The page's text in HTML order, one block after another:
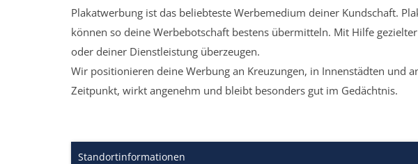
Plakatwerbung ist das beliebteste Werbemedium deiner Kundschaft.
können so deine Werbebotschaft bestens übermitteln. Mit Hilfe
oder deiner Dienstleistung überzeugen.
Wir positionieren deine Werbung an Kreuzungen, in Innenstädten und
Zeitpunkt, wirkt angenehm und bleibt besonders gut im Gedächtnis.
Standortinformationen